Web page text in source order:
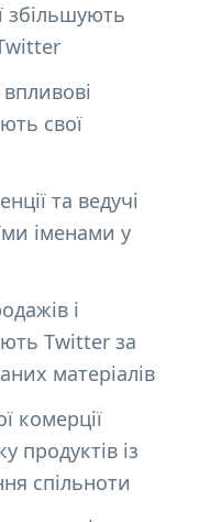
збільшують
свої
та ведучі
іменами у
і
Twitter за
матеріалів
комерції
продуктів із
спільноти